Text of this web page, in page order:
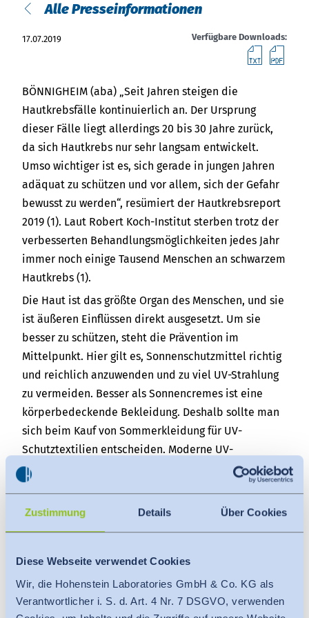
Zustimmung Details Über Cookies
Diese Webseite verwendet Cookies
Wir, die Hohenstein Laboratories GmbH & Co. KG als
Verantwortlicher i. S. d. Art. 4 Nr. 7 DSGVO, verwenden
English
Việt Nam
Indonesia
中国
Termine
Downloads
Presse
Kontakt
Newsletter
Alle Presseinformationen
17.07.2019 Verfügbare Downloads:
BÖNNIGHEIM (aba) „Seit Jahren steigen die
Hautkrebsfälle kontinuierlich an. Der Ursprung
dieser Fälle liegt allerdings 20 bis 30 Jahre zurück,
da sich Hautkrebs nur sehr langsam entwickelt.
Umso wichtiger ist es, sich gerade in jungen Jahren
adäquat zu schützen und vor allem, sich der Gefahr
bewusst zu werden“, resümiert der Hautkrebsreport
2019 (1). Laut Robert Koch-Institut sterben trotz der
verbesserten Behandlungsmöglichkeiten jedes Jahr
immer noch einige Tausend Menschen an schwarzem
Hautkrebs (1).
Die Haut ist das größte Organ des Menschen, und sie
ist äußeren Einflüssen direkt ausgesetzt. Um sie
besser zu schützen, steht die Prävention im
Mittelpunkt. Hier gilt es, Sonnenschutzmittel richtig
und reichlich anzuwenden und zu viel UV-Strahlung
zu vermeiden. Besser als Sonnencremes ist eine
körperbedeckende Bekleidung. Deshalb sollte man
sich beim Kauf von Sommerkleidung für UV-
Schutztextilien entscheiden. Moderne UV-
Schutztextilien bieten einen hohen UV-Schutzfaktor
(UPF) von bis zu 80. Hierbei sollte man jedoch darauf
achten, nach welchen Prüfstandards das Textil
Textilien u. a. auch in nassem, gedehntem und
gebrauchtem Zustand getestet werden. Mit diesem
Testverfahren wird der UV-Schutzfaktor (Ultraviolet